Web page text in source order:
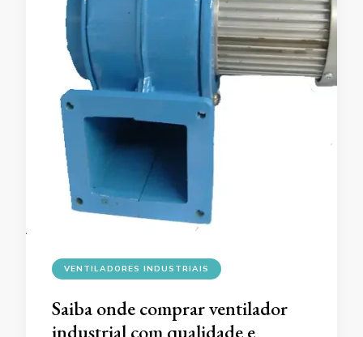
VENTILADORES INDUSTRIAIS
Saiba onde comprar ventilador
industrial com qualidade e